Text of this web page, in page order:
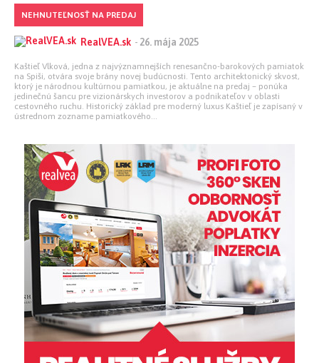
NEHNUTEĽNOSŤ NA PREDAJ
RealVEA.sk - 26. mája 2025
Kaštieľ Vlková, jedna z najvýznamnejších renesančno-barokových pamiatok
na Spiši, otvára svoje brány novej budúcnosti. Tento architektonický skvost,
ktorý je národnou kultúrnou pamiatkou, je aktuálne na predaj – ponúka
jedinečnú šancu pre vizionárskych investorov a podnikateľov v oblasti
cestovného ruchu. Historický základ pre moderný luxus Kaštieľ je zapísaný v
ústrednom zozname pamiatkového...